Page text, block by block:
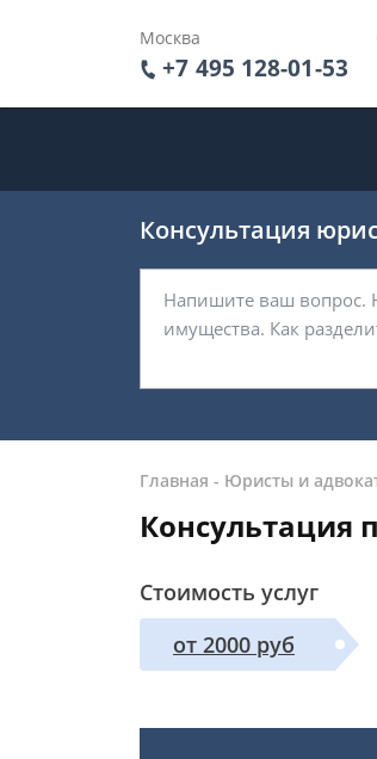
Москва
+7 495 128-01-53
Консультация
Главная - Юристы и
Консультация
Стоимость услуг
от 2000 руб